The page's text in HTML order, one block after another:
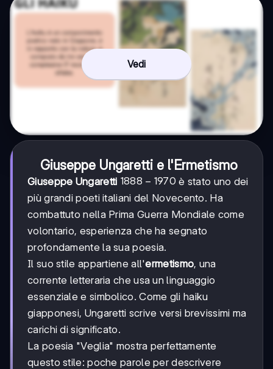
Vedi
Giuseppe Ungaretti e l'Ermetismo
Giuseppe Ungaretti 1888-
1970
1888 − 1970 è stato uno dei
più grandi poeti italiani del Novecento. Ha
combattuto nella Prima Guerra Mondiale come
volontario, esperienza che ha segnato
profondamente la sua poesia.
Il suo stile appartiene all'ermetismo, una
corrente letteraria che usa un linguaggio
essenziale e simbolico. Come gli haiku
giapponesi, Ungaretti scrive versi brevissimi ma
carichi di significato.
La poesia "Veglia" mostra perfettamente
questo stile: poche parole per descrivere